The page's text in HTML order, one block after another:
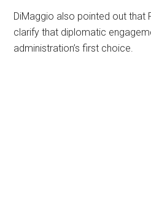
DiMaggio also pointed out that
clarify that diplomatic
administration’s first choice.